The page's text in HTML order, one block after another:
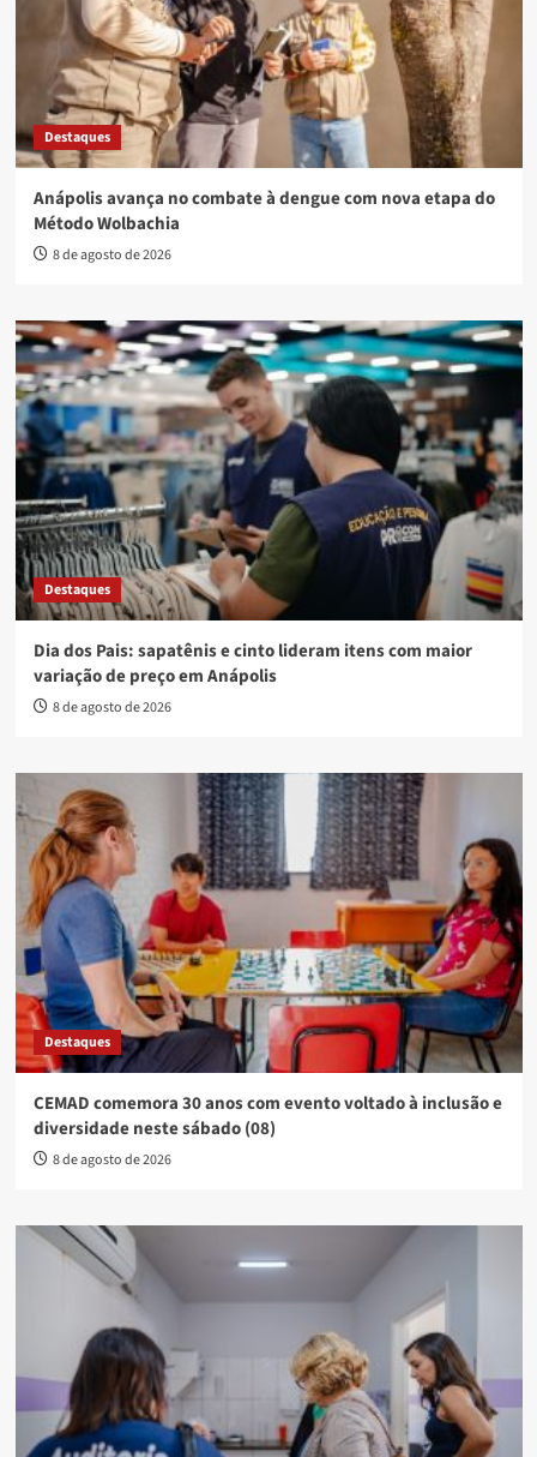
Destaques
Anápolis avança no combate à dengue com nova etapa do
Método Wolbachia
8 de agosto de 2026
Destaques
Dia dos Pais: sapatênis e cinto lideram itens com maior
variação de preço em Anápolis
8 de agosto de 2026
Destaques
CEMAD comemora 30 anos com evento voltado à inclusão e
diversidade neste sábado (08)
8 de agosto de 2026